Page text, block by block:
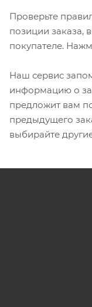
Проверьте
позиции заказа,
покупателе.
Наш сервис
информацию о
предложит вам
предыдущего
выбирайте